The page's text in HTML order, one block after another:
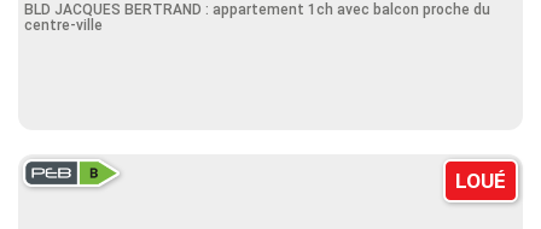
BLD JACQUES BERTRAND : appartement 1ch avec balcon proche du
centre-ville
LOUÉ